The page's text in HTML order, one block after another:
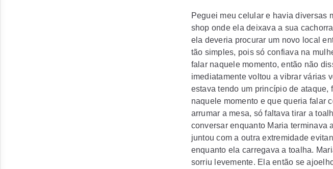
Peguei meu celular e havia diversas
shop onde ela deixava a sua
ela deveria procurar um novo local
tão simples, pois só confiava na
falar naquele momento, então não
imediatamente voltou a vibrar várias
estava tendo um princípio de
naquele momento e que queria falar
arrumar a mesa, só faltava tirar a
conversar enquanto Maria terminava
juntou com a outra extremidade
enquanto ela carregava a toalha.
sorriu levemente. Ela então se